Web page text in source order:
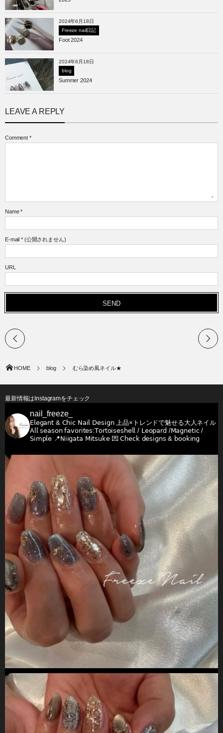
2024年6月18日
Freeze nail日記
Foot 2024
2024年6月18日
blog
Summer 2024
LEAVE A REPLY
Comment *
Name *
E-mail *(公開されません)
URL
HOME blog むら染め風ネイル★
最新情報はInstagramをチェック
nail_freeze_
𝖤𝗅𝖾𝗀𝖺𝗇𝗍 & 𝖢𝗁𝗂𝖼 𝖭𝖺𝗂𝗅 𝖣𝖾𝗌𝗂𝗀𝗇上品×トレンドで魅せる大人ネイル
𝖠𝗅𝗅 𝗌𝖾𝖺𝗌𝗈𝗇 𝖿𝖺𝗏𝗈𝗋𝗂𝗍𝖾𝗌:𝖳𝗈𝗋𝗍𝗈𝗂𝗌𝖾𝗌𝗁𝖾𝗅𝗅 / 𝖫𝖾𝗈𝗉𝖺𝗋𝖽 /𝖬𝖺𝗀𝗇𝖾𝗍𝗂𝖼 /
𝖲𝗂𝗆𝗉𝗅𝖾 📍𝖭𝗂𝗂𝗀𝖺𝗍𝖺 𝖬𝗂𝗍𝗌𝗎𝗄𝖾💌 𝖢𝗁𝖾𝖼𝗄 𝖽𝖾𝗌𝗂𝗀𝗇𝗌 & 𝖻𝗈𝗈𝗄𝗂𝗇𝗀